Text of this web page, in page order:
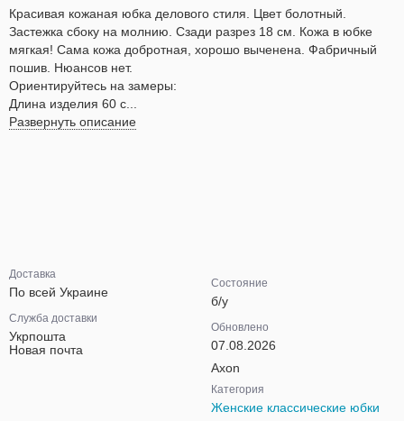
Красивая кожаная юбка делового стиля. Цвет болотный.
Застежка сбоку на молнию. Сзади разрез 18 см. Кожа в юбке
мягкая! Сама кожа добротная, хорошо выченена. Фабричный
пошив. Нюансов нет.
Ориентируйтесь на замеры:
Длина изделия 60 с...
Развернуть описание
Доставка
По всей Украине
Служба доставки
Укрпошта
Новая почта
Состояние
б/у
Обновлено
07.08.2026
Axon
Категория
Женские классические юбки